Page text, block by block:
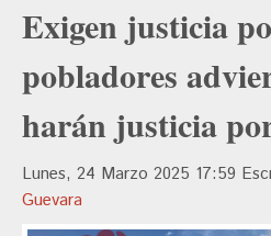
Exigen justicia
pobladores
harán justicia
Lunes, 24 Marzo 2025 17:59
Guevara